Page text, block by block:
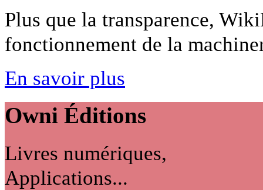
Plus que la transparence,
fonctionnement de la
En savoir plus
Owni Éditions
Livres numériques,
Applications...